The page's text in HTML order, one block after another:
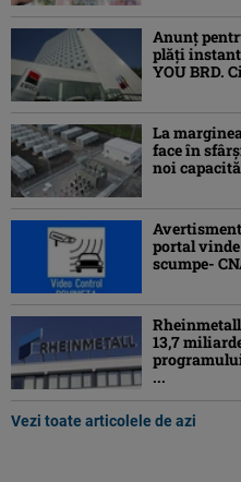
Anunț
plăți
YOU BRD.
La
face în
noi
portal vinde
scumpe-
13,7
...
Vezi toate articolele de azi